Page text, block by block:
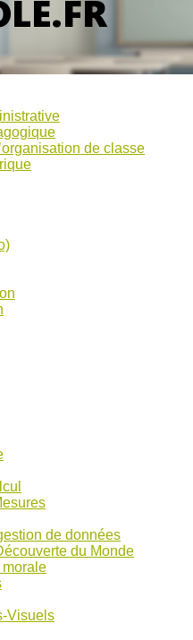
de classe
de données
du Monde
morale
Visuels